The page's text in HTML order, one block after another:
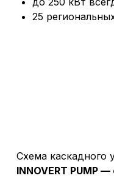
25
Схема каскадного
INNOVERT PUMP